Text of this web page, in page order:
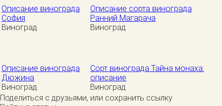
Описание винограда
София
Виноград
Описание сорта винограда
Ранний Магарача
Виноград
Описание винограда
Дюжина
Виноград
Сорт винограда Тайна монаха:
описание
Виноград
Поделиться с друзьями, или сохранить ссылку